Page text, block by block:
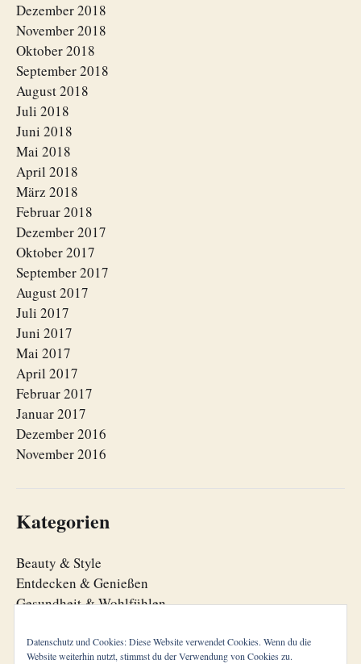
Dezember 2018
November 2018
Oktober 2018
September 2018
August 2018
Juli 2018
Juni 2018
Mai 2018
April 2018
März 2018
Februar 2018
Dezember 2017
Oktober 2017
September 2017
August 2017
Juli 2017
Juni 2017
Mai 2017
April 2017
Februar 2017
Januar 2017
Dezember 2016
November 2016
Kategorien
Beauty & Style
Entdecken & Genießen
Gesundheit & Wohlfühlen
Lebensorganisation
Datenschutz und Cookies: Diese Website verwendet Cookies. Wenn du die
Website weiterhin nutzt, stimmst du der Verwendung von Cookies zu.